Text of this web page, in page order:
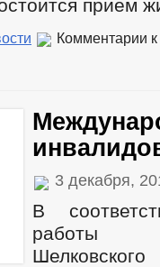
прием
Комментарии
3 декабря,
В
работы
Шелковского